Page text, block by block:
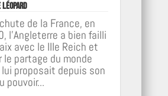
léopard
de la France, en
l'Angleterre a bien failli
avec le IIIe Reich et
partage du monde
proposait depuis son
pouvoir...